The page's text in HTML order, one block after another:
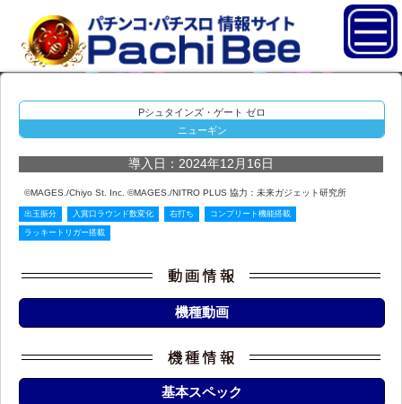
Pシュタインズ・ゲート ゼロ
ニューギン
導入日：2024年12月16日
©MAGES./Chiyo St. Inc. ©MAGES./NITRO PLUS 協力：未来ガジェット研究所
出玉振分 入賞口ラウンド数変化 右打ち コンプリート機能搭載
ラッキートリガー搭載
機種動画
基本スペック